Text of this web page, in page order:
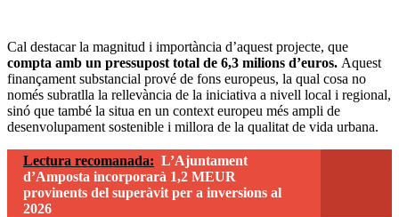
Cal destacar la magnitud i importància d’aquest projecte, que
compta amb un pressupost total de 6,3 milions d’euros. Aquest
finançament substancial prové de fons europeus, la qual cosa no
només subratlla la rellevància de la iniciativa a nivell local i regional,
sinó que també la situa en un context europeu més ampli de
desenvolupament sostenible i millora de la qualitat de vida urbana.
Lectura recomanada: L’Ajuntament
d’Amposta incorporarà 1,2 MEUR
provinents del superàvit per a inversions al
2026